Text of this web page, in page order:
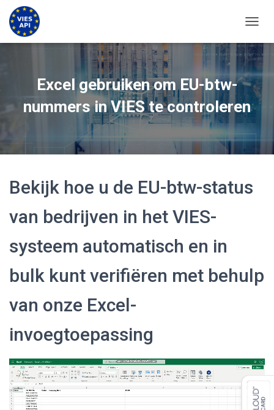
Excel gebruiken om EU-btw-
nummers in VIES te controleren
Bekijk hoe u de EU-btw-status
van bedrijven in het VIES-
systeem automatisch en in
bulk kunt verifiëren met behulp
van onze Excel-
invoegtoepassing
Videospeler